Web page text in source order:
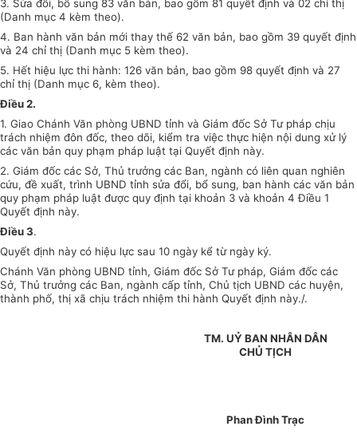
3. Sửa đổi, bổ sung 83 văn bản, bao gồm 81 quyết định và 02 chỉ thị
(Danh mục 4 kèm theo).
4. Ban hành văn bản mới thay thế 62 văn bản, bao gồm 39 quyết định
và 24 chỉ thị (Danh mục 5 kèm theo).
5. Hết hiệu lực thi hành: 126 văn bản, bao gồm 98 quyết định và 27
chỉ thị (Danh mục 6, kèm theo).
Điều 2.
1. Giao Chánh Văn phòng UBND tỉnh và Giám đốc Sở Tư pháp chịu
trách nhiệm đôn đốc, theo dõi, kiểm tra việc thực hiện nội dung xử lý
các văn bản quy phạm pháp luật tại Quyết định này.
2. Giám đốc các Sở, Thủ trưởng các Ban, ngành có liên quan nghiên
cứu, đề xuất, trình UBND tỉnh sửa đổi, bổ sung, ban hành các văn bản
quy phạm pháp luật được quy định tại khoản 3 và khoản 4 Điều 1
Quyết định này.
Điều 3.
Quyết định này có hiệu lực sau 10 ngày kể từ ngày ký.
Chánh Văn phòng UBND tỉnh, Giám đốc Sở Tư pháp, Giám đốc các
Sở, Thủ trưởng các Ban, ngành cấp tỉnh, Chủ tịch UBND các huyện,
thành phố, thị xã chịu trách nhiệm thi hành Quyết định này./.
TM. UỶ BAN NHÂN DÂN
CHỦ TỊCH
Phan Đình Trạc